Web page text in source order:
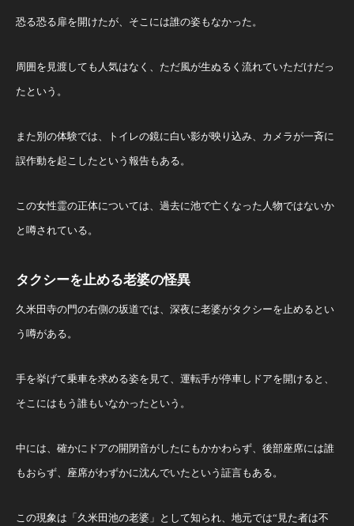
恐る恐る扉を開けたが、そこには誰の姿もなかった。
周囲を見渡しても人気はなく、ただ風が生ぬるく流れていただけだっ
たという。
また別の体験では、トイレの鏡に白い影が映り込み、カメラが一斉に
誤作動を起こしたという報告もある。
この女性霊の正体については、過去に池で亡くなった人物ではないか
と噂されている。
タクシーを止める老婆の怪異
久米田寺の門の右側の坂道では、深夜に老婆がタクシーを止めるとい
う噂がある。
手を挙げて乗車を求める姿を見て、運転手が停車しドアを開けると、
そこにはもう誰もいなかったという。
中には、確かにドアの開閉音がしたにもかかわらず、後部座席には誰
もおらず、座席がわずかに沈んでいたという証言もある。
この現象は「久米田池の老婆」として知られ、地元では“見た者は不